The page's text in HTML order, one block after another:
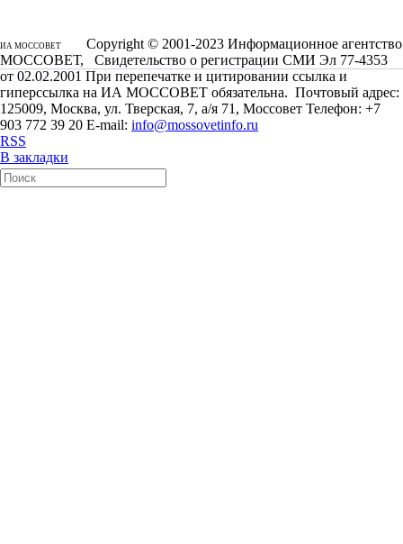
ИА МОССОВЕТ
Copyright © 2001-2023 Информационное агентство
МОССОВЕТ, Свидетельство о регистрации СМИ Эл 77-4353
от 02.02.2001 При перепечатке и цитировании ссылка и
гиперссылка на ИА МОССОВЕТ обязательна. Почтовый адрес:
125009, Москва, ул. Тверская, 7, а/я 71, Моссовет Телефон: +7
903 772 39 20 E-mail: info@mossovetinfo.ru
RSS
В закладки